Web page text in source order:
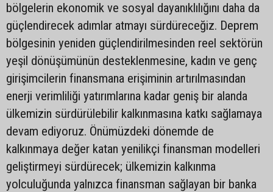
bölgelerin ekonomik ve sosyal dayanıklılığını daha da
güçlendirecek adımlar atmayı sürdüreceğiz. Deprem
bölgesinin yeniden güçlendirilmesinden reel sektörün
yeşil dönüşümünün desteklenmesine, kadın ve genç
girişimcilerin finansmana erişiminin artırılmasından
enerji verimliliği yatırımlarına kadar geniş bir alanda
ülkemizin sürdürülebilir kalkınmasına katkı sağlamaya
devam ediyoruz. Önümüzdeki dönemde de
kalkınmaya değer katan yenilikçi finansman modelleri
geliştirmeyi sürdürecek; ülkemizin kalkınma
yolculuğunda yalnızca finansman sağlayan bir banka